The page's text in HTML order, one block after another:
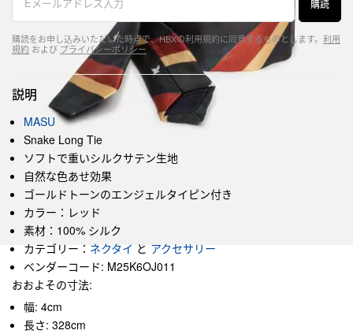
購読
購読をお申し込みいただいた時点で、HBXの利用規約に同意するものとします。 利用
規約 および プライバシーポリシー
説明
MASU
Snake Long Tie
ソフトで重いシルクサテン生地
自然な色あせ効果
ゴールドトーンのエンジェルタイピン付き
カラー：レッド
素材：100% シルク
カテゴリー： ネクタイ と アクセサリー
ベンダーコード: M25K6OJ011
おおよその寸法:
幅: 4cm
長さ: 328cm